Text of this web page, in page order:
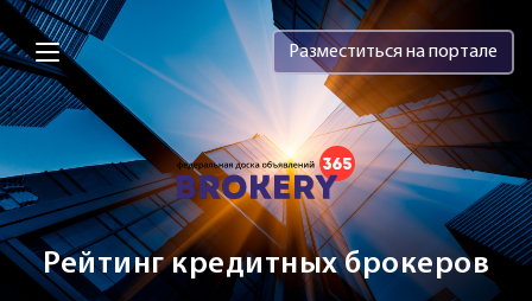
Brokery365 - Рейтинг кредитных
Разместиться на портале
Рейтинг кредитных брокеров